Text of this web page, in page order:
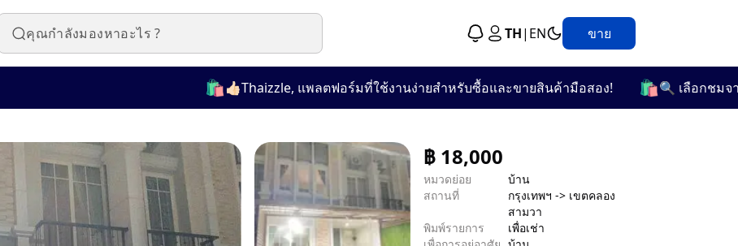
TH| EN ขาย
👍🏻Thaizzle, แพลตฟอร์มที่ใช้งานง่ายสำหรับซื้อและขายสินค้ามือสอง! 🛍️ 🔍 เลือกชมจากกว่
฿ 18,000
หมวดย่อย
บ้าน
สถานที่
กรุงเทพฯ -> เขตคลอง
สามวา
พิมพ์รายการ
เพื่อเช่า